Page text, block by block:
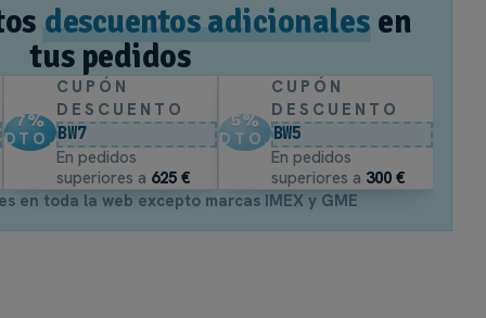
descuentos adicionales en
tus pedidos
7%
DTO.
CUPÓN
DESCUENTO
BW7
En pedidos
superiores a 625 €
5%
DTO.
CUPÓN
DESCUENTO
BW5
En pedidos
superiores a 300 €
en toda la web excepto marcas IMEX y GME